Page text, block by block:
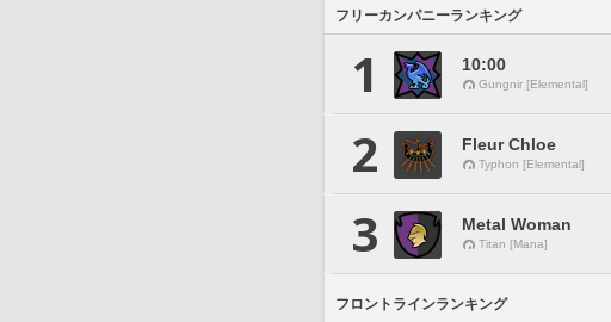
フリーカンパニーランキング
1 10:00
Gungnir [Elemental]
2 Fleur Chloe
Typhon [Elemental]
3 Metal Woman
Titan [Mana]
フロントラインランキング